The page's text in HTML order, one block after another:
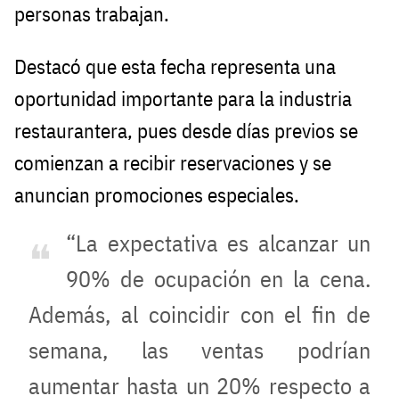
personas trabajan.
Destacó que esta fecha representa una
oportunidad importante para la industria
restaurantera, pues desde días previos se
comienzan a recibir reservaciones y se
anuncian promociones especiales.
“La expectativa es alcanzar un
90% de ocupación en la cena.
Además, al coincidir con el fin de
semana, las ventas podrían
aumentar hasta un 20% respecto a